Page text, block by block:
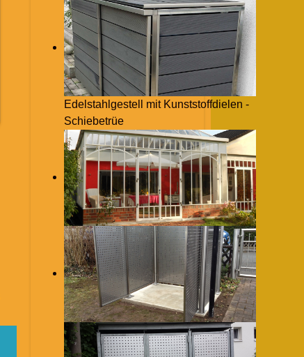
Edelstahlgestell mit Kunststoffdielen -
Schiebetrüe